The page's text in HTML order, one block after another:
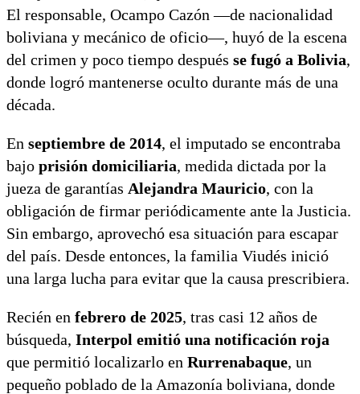
El responsable, Ocampo Cazón —de nacionalidad
boliviana y mecánico de oficio—, huyó de la escena
del crimen y poco tiempo después se fugó a Bolivia,
donde logró mantenerse oculto durante más de una
década.
En septiembre de 2014, el imputado se encontraba
bajo prisión domiciliaria, medida dictada por la
jueza de garantías Alejandra Mauricio, con la
obligación de firmar periódicamente ante la Justicia.
Sin embargo, aprovechó esa situación para escapar
del país. Desde entonces, la familia Viudés inició
una larga lucha para evitar que la causa prescribiera.
Recién en febrero de 2025, tras casi 12 años de
búsqueda, Interpol emitió una notificación roja
que permitió localizarlo en Rurrenabaque, un
pequeño poblado de la Amazonía boliviana, donde